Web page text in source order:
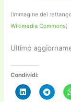
(Immagine dei
Wikimedia Commons)
Ultimo
Condividi: